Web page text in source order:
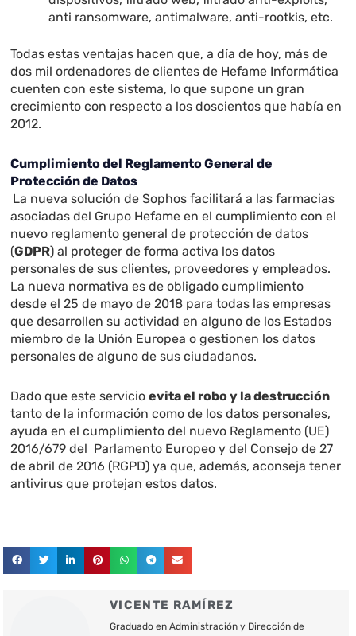
anti ransomware, antimalware, anti-rootkis, etc.
Todas estas ventajas hacen que, a día de hoy, más de
dos mil ordenadores de clientes de Hefame Informática
cuenten con este sistema, lo que supone un gran
crecimiento con respecto a los doscientos que había en
2012.
Cumplimiento del Reglamento General de
Protección de Datos
La nueva solución de Sophos facilitará a las farmacias
asociadas del Grupo Hefame en el cumplimiento con el
nuevo reglamento general de protección de datos
(GDPR) al proteger de forma activa los datos
personales de sus clientes, proveedores y empleados.
La nueva normativa es de obligado cumplimiento
desde el 25 de mayo de 2018 para todas las empresas
que desarrollen su actividad en alguno de los Estados
miembro de la Unión Europea o gestionen los datos
personales de alguno de sus ciudadanos.
Dado que este servicioevita el robo y la destrucción
tanto de la información como de los datos personales,
ayuda en el cumplimiento del nuevo Reglamento (UE)
2016/679 del Parlamento Europeo y del Consejo de 27
de abril de 2016 (RGPD) ya que, además, aconseja tener
antivirus que protejan estos datos.
VICENTE RAMÍREZ
Graduado en Administración y Dirección de